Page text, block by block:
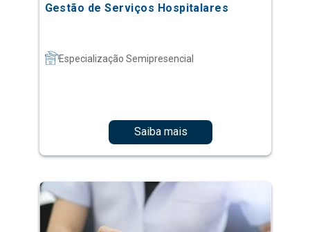
Gestão de Serviços Hospitalares
Especialização Semipresencial
Saiba mais